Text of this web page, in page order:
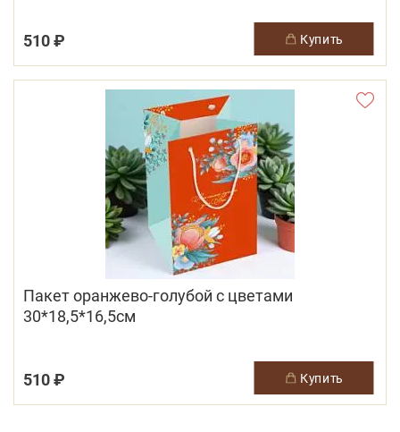
510 ₽ купить
Пакет оранжево-голубой с цветами
30*18,5*16,5см
510 ₽ купить